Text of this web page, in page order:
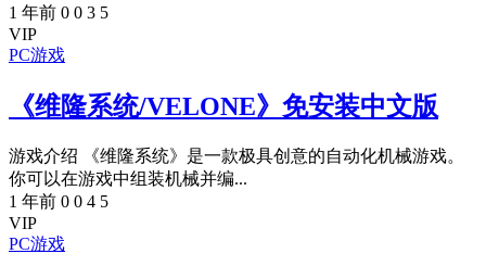
1 年前 0 0 3 5
VIP
PC游戏
《维隆系统/VELONE》免安装中文版
游戏介绍 《维隆系统》是一款极具创意的自动化机械游戏。
你可以在游戏中组装机械并编...
1 年前 0 0 4 5
VIP
PC游戏